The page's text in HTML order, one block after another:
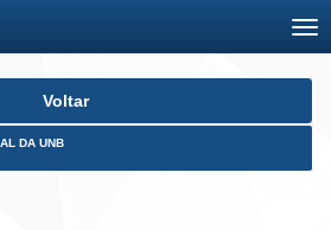
Voltar
DA UNB